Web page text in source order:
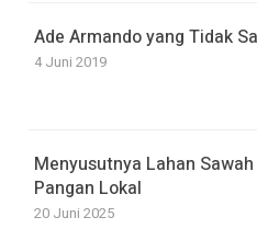
Ade Armando yang Tidak
4 Juni 2019
Menyusutnya Lahan
Pangan Lokal
20 Juni 2025